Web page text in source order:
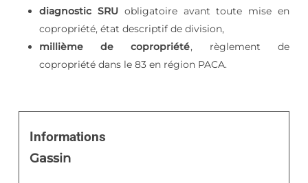
diagnostic SRU obligatoire avant toute mise en
copropriété, état descriptif de division,
millième de copropriété, règlement de
copropriété dans le 83 en région PACA.
Informations
Gassin